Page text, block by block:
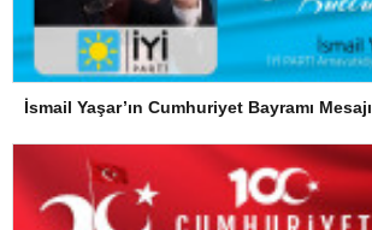
İsmail Yaşar’ın Cumhuriyet Bayramı Mesajı